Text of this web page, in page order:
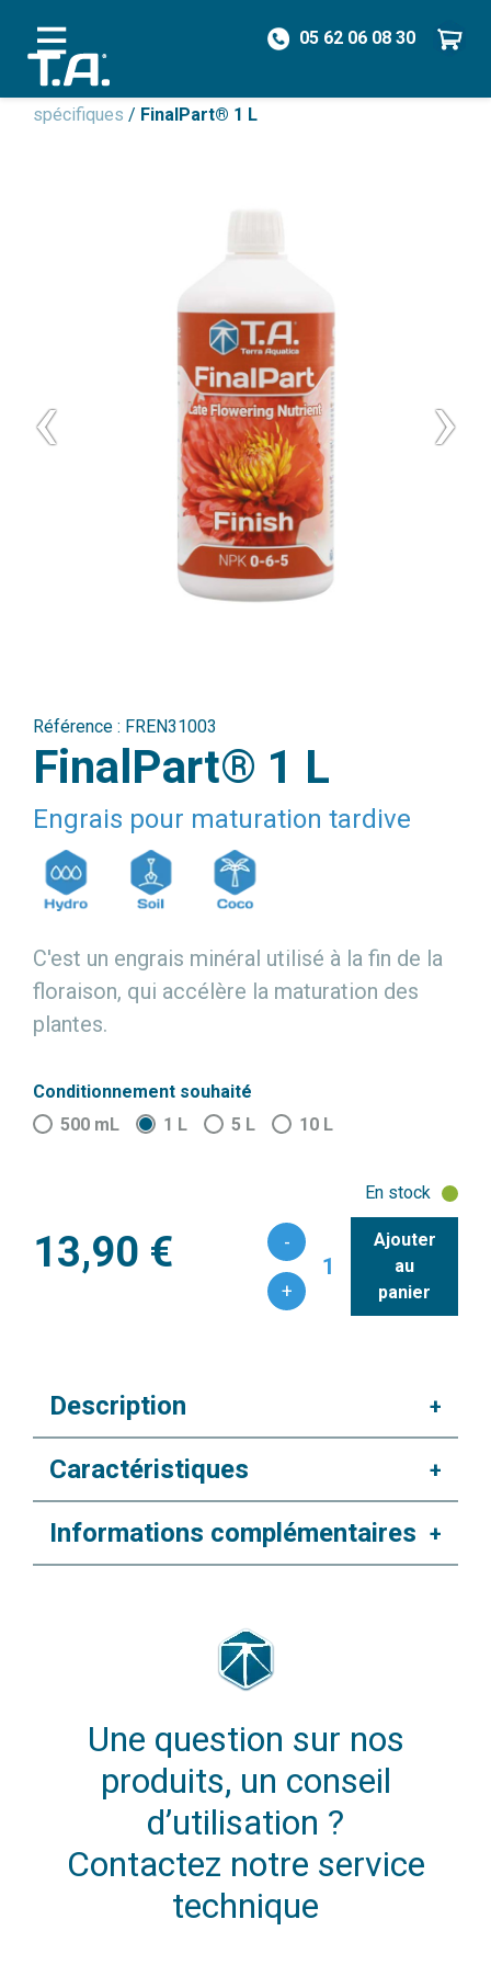
05 62 06 08 30
/ Engrais
spécifiques / FinalPart® 1 L
‹ ›
Référence : FREN31003
FinalPart® 1 L
Engrais pour maturation tardive
C'est un engrais minéral utilisé à la fin de la
floraison, qui accélère la maturation des
plantes.
Conditionnement souhaité
500 mL
1 L 5 L 10 L
13,90 €
En stock
Ajouter
au
panier
-
+
1
Description +
Caractéristiques +
Informations complémentaires +
Une question sur nos
produits, un conseil
d’utilisation ?
Contactez notre service
technique